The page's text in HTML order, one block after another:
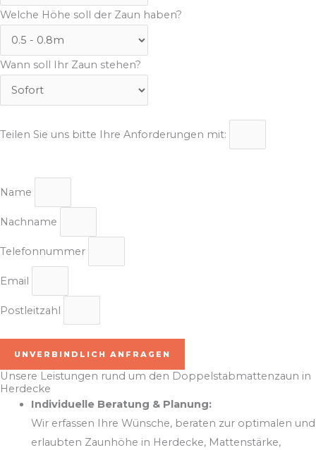
Welche Höhe soll der Zaun haben?
Wann soll Ihr Zaun stehen?
Teilen Sie uns bitte Ihre Anforderungen mit:
Name
Nachname
Telefonnummer
Email
Postleitzahl
UNVERBINDLICH ANFRAGEN
Unsere Leistungen rund um den Doppelstabmattenzaun in
Herdecke
Individuelle Beratung & Planung:
Wir erfassen Ihre Wünsche, beraten zur optimalen und
erlaubten Zaunhöhe in Herdecke, Mattenstärke,